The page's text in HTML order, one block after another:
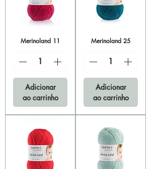
Merinoland 11
Adicionar
ao carrinho
Merinoland 25
Adicionar
ao carrinho